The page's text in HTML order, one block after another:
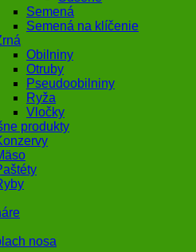
Semená
Semená na klíčenie
Obilniny
Otruby
Pseudoobilniny
Ryža
Vločky
produkty
nosa